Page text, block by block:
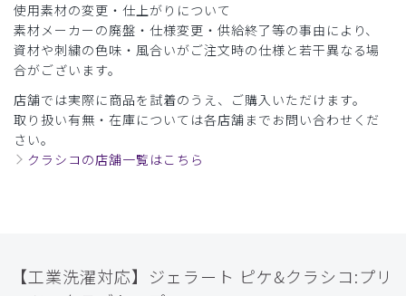
使用素材の変更・仕上がりについて
素材メーカーの廃盤・仕様変更・供給終了等の事由により、
資材や刺繍の色味・風合いがご注文時の仕様と若干異なる場
合がございます。
店舗では実際に商品を試着のうえ、ご購入いただけます。
取り扱い有無・在庫については各店舗までお問い合わせくだ
さい。
クラシコの店舗一覧はこちら
【工業洗濯対応】ジェラート ピケ&クラシコ:プリ